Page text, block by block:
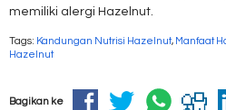
memiliki alergi Hazelnut.
Tags: Kandungan Nutrisi Hazelnut, Manfaat
Hazelnut
Bagikan ke